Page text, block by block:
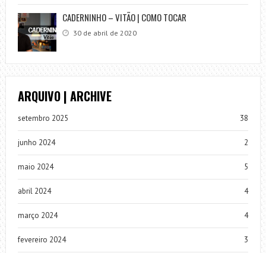
CADERNINHO – VITÃO | COMO TOCAR
30 de abril de 2020
ARQUIVO | ARCHIVE
setembro 2025 38
junho 2024 2
maio 2024 5
abril 2024 4
março 2024 4
fevereiro 2024 3